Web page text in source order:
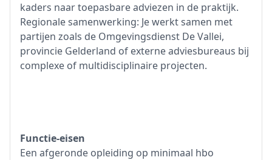
kaders naar toepasbare adviezen in de praktijk.
Regionale samenwerking: Je werkt samen met
partijen zoals de Omgevingsdienst De Vallei,
provincie Gelderland of externe adviesbureaus bij
complexe of multidisciplinaire projecten.
Functie-eisen
Een afgeronde opleiding op minimaal hbo